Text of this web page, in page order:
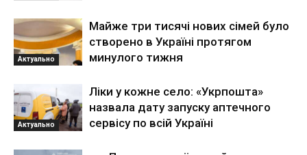
Актуально
Майже три тисячі нових сімей було
створено в Україні протягом
минулого тижня
Актуально
Ліки у кожне село: «Укрпошта»
назвала дату запуску аптечного
сервісу по всій Україні